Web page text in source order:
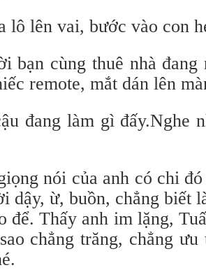
lô lên vai, bước vào con
bạn cùng thuê nhà
remote, mắt dán lên
đang làm gì đấy.Nghe
nói của anh có chi
dậy, ừ, buồn, chẳng biết
để. Thấy anh im lặng,
chẳng trăng, chẳng